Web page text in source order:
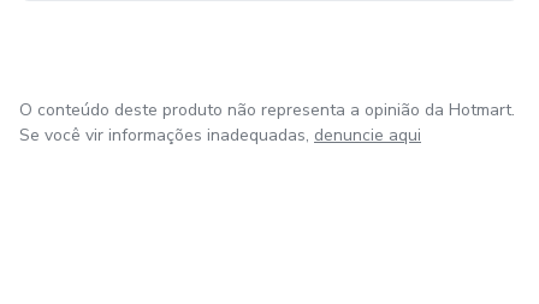
O conteúdo deste produto não representa a opinião da Hotmart.
Se você vir informações inadequadas, denuncie aqui